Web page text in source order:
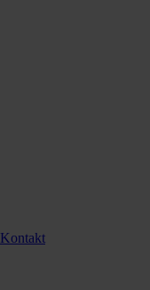
Kontakt